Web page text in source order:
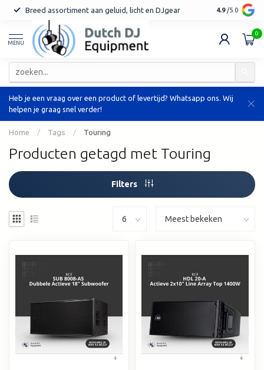
Breed assortiment aan geluid, licht en DJgear Tot 7 jaar
4.9 /5.0
MENU
0
Heb je een vraag over een product of levertijd? Whatsapp ons. Wij
helpen je graag snel verder!
Home / Tags / Touring
Producten getagd met Touring
Filters